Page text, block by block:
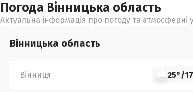
Погода Вінницька область
Актуальна інформація про погоду та атмосферні
Вінницька область
Вінниця 25°/